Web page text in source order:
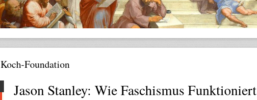
Koch-Foundation
Jason Stanley: Wie Faschismus Funktioniert